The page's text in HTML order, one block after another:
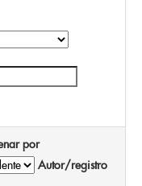
por
Autor/registro